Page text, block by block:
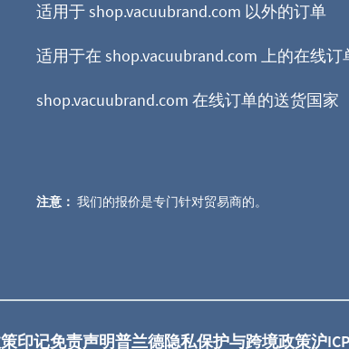
适用于 shop.vacuubrand.com 以外的订单
适用于在 shop.vacuubrand.com 上的在线订
shop.vacuubrand.com 在线订单的送货国家
注意： 我们的报价是专门针对贸易商的。
印记免责声明普兰德隐私保护与跨境政策沪